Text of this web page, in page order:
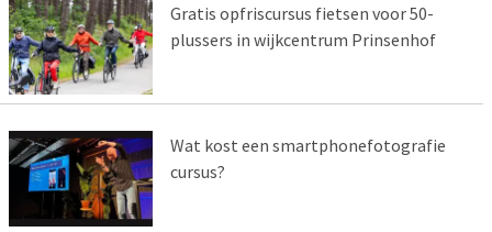
Gratis opfriscursus fietsen voor 50-
plussers in wijkcentrum Prinsenhof
Wat kost een smartphonefotografie
cursus?